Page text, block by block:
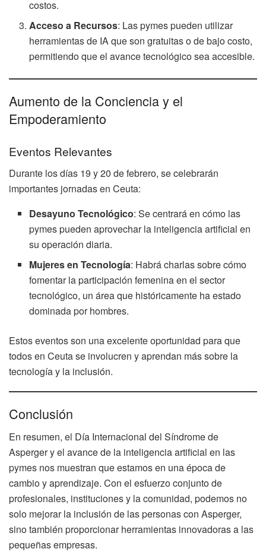
costos.
Acceso a Recursos: Las pymes pueden utilizar
herramientas de IA que son gratuitas o de bajo costo,
permitiendo que el avance tecnológico sea accesible.
Aumento de la Conciencia y el
Empoderamiento
Eventos Relevantes
Durante los días 19 y 20 de febrero, se celebrarán
importantes jornadas en Ceuta:
Desayuno Tecnológico: Se centrará en cómo las
pymes pueden aprovechar la inteligencia artificial en
su operación diaria.
Mujeres en Tecnología: Habrá charlas sobre cómo
fomentar la participación femenina en el sector
tecnológico, un área que históricamente ha estado
dominada por hombres.
Estos eventos son una excelente oportunidad para que
todos en Ceuta se involucren y aprendan más sobre la
tecnología y la inclusión.
Conclusión
En resumen, el Día Internacional del Síndrome de
Asperger y el avance de la inteligencia artificial en las
pymes nos muestran que estamos en una época de
cambio y aprendizaje. Con el esfuerzo conjunto de
profesionales, instituciones y la comunidad, podemos no
solo mejorar la inclusión de las personas con Asperger,
sino también proporcionar herramientas innovadoras a las
pequeñas empresas.